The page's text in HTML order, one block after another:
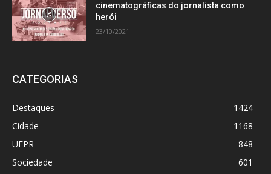
cinematográficas do jornalista como
herói
23/10/2021
CATEGORIAS
Destaques
1424
Cidade
1168
UFPR
848
Sociedade
601